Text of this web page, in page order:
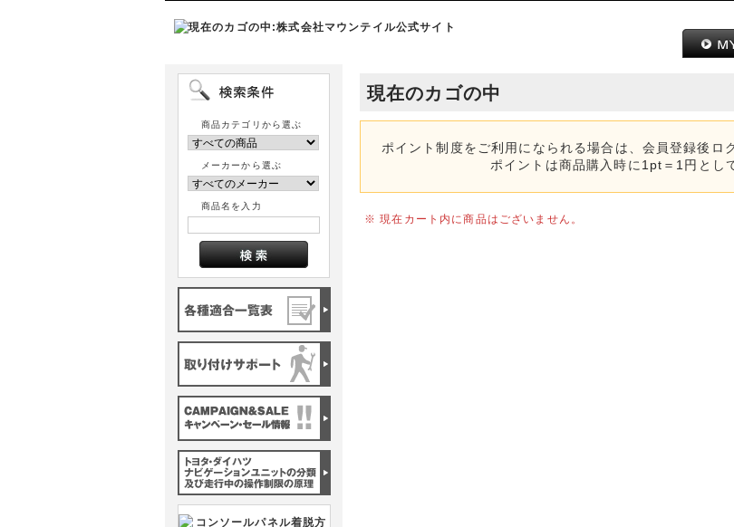
商品カテゴリから選ぶ
メーカーから選ぶ
商品名を入力
現在のカゴの中
ポイント制度をご利用になられる場合は、会員登録後ロ
ポイントは商品購入時に 1pt＝1円 とし
※ 現在カート内に商品はございません。